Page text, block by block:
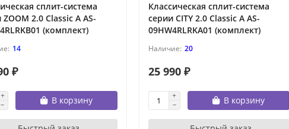
сплит-система
2.0 Classic A AS-
(комплект)
14
₽
В корзину
Классическая сплит-система
серии CITY 2.0 Classic A AS-
09HW4RLRKA01 (комплект)
20
25 990 ₽
В корзину